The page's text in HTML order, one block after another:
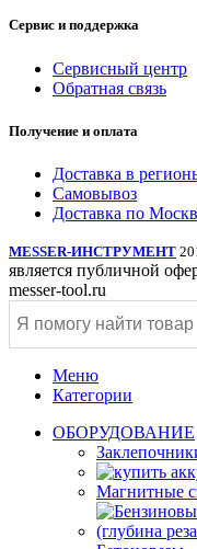
Сервис и поддержка
Сервисный центр
Обратная связь
Получение и оплата
Доставка в
Самовывоз
Доставка по
MESSER-ИНСТРУМЕНТ
является публичной
messer-tool.ru
Меню
Категории
ОБОРУДОВАНИЕ
Магнитные